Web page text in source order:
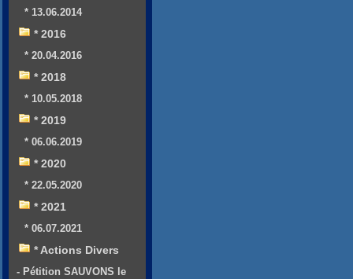
* 13.06.2014
* 2016
* 20.04.2016
* 2018
* 10.05.2018
* 2019
* 06.06.2019
* 2020
* 22.05.2020
* 2021
* 06.07.2021
* Actions Divers
- Pétition SAUVONS le